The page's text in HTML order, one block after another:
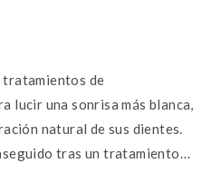
tratamientos de
lucir una sonrisa más blanca,
natural de sus dientes.
tras un tratamiento…